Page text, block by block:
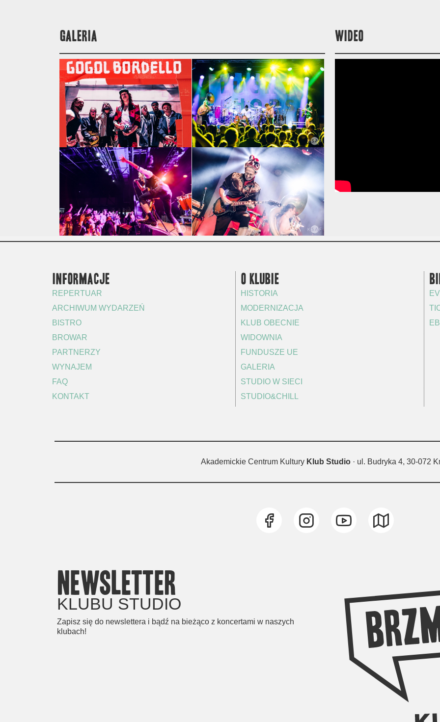
GALERIA WIDEO
INFORMACJE
REPERTUAR
ARCHIWUM WYDARZEŃ
BISTRO
BROWAR
PARTNERZY
WYNAJEM
FAQ
KONTAKT
O KLUBIE
HISTORIA
MODERNIZACJA
KLUB OBECNIE
WIDOWNIA
FUNDUSZE UE
GALERIA
STUDIO W SIECI
STUDIO&CHILL
Akademickie Centrum Kultury Klub Studio· ul. Budryka 4, 30-072
newsletter
KLUBU STUDIO
Zapisz się do newslettera i bądź na bieżąco z koncertami w naszych
klubach!